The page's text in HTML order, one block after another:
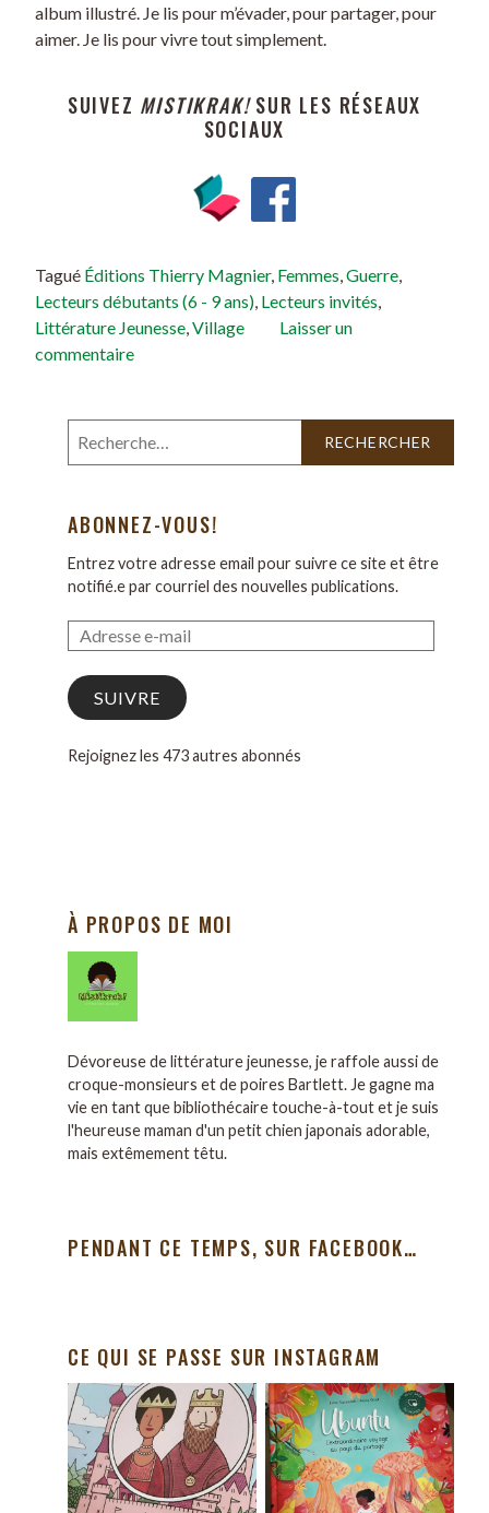
album illustré. Je lis pour m’évader, pour partager, pour
aimer. Je lis pour vivre tout simplement.
SUIVEZ MISTIKRAK!SUR LES RÉSEAUX
SOCIAUX
Tagué Éditions Thierry Magnier, Femmes,Guerre,
Lecteurs débutants (6 - 9 ans), Lecteurs invités,
Littérature Jeunesse,Village
Laisser un
commentaire
ABONNEZ-VOUS!
Entrez votre adresse email pour suivre ce site et être
notifié.e par courriel des nouvelles publications.
SUIVRE
Rejoignez les 473 autres abonnés
À PROPOS DE MOI
Dévoreuse de littérature jeunesse, je raffole aussi de
croque-monsieurs et de poires Bartlett. Je gagne ma
vie en tant que bibliothécaire touche-à-tout et je suis
l'heureuse maman d'un petit chien japonais adorable,
mais extêmement têtu.
PENDANT CE TEMPS, SUR FACEBOOK…
CE QUI SE PASSE SUR INSTAGRAM